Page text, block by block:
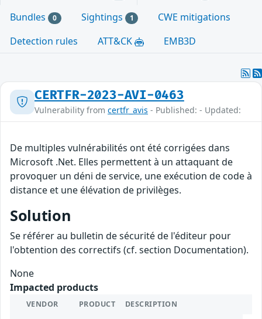
Bundles 0 Sightings 1
CWE mitigations
Detection rules
ATT&CK EMB3D
CERTFR-2023-AVI-0463
Vulnerability from certfr_avis - Published: - Updated:
De multiples vulnérabilités ont été corrigées dans
Microsoft .Net. Elles permettent à un attaquant de
provoquer un déni de service, une exécution de code à
distance et une élévation de privilèges.
Solution
Se référer au bulletin de sécurité de l'éditeur pour
l'obtention des correctifs (cf. section Documentation).
None
Impacted products
VENDOR PRODUCT DESCRIPTION